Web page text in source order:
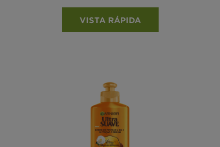
VISTA RÁPIDA